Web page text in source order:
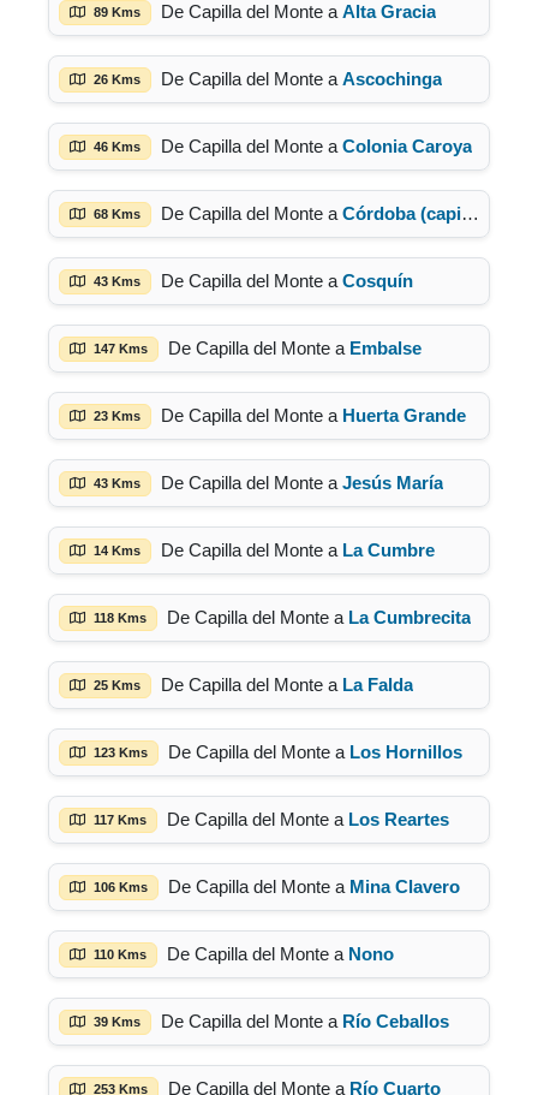
89 Kms De Capilla del Monte a Alta Gracia
26 Kms De Capilla del Monte a Ascochinga
46 Kms De Capilla del Monte a Colonia Caroya
68 Kms De Capilla del Monte a Córdoba (capital)
43 Kms De Capilla del Monte a Cosquín
147 Kms De Capilla del Monte a Embalse
23 Kms De Capilla del Monte a Huerta Grande
43 Kms De Capilla del Monte a Jesús María
14 Kms De Capilla del Monte a La Cumbre
118 Kms De Capilla del Monte a La Cumbrecita
25 Kms De Capilla del Monte a La Falda
123 Kms De Capilla del Monte a Los Hornillos
117 Kms De Capilla del Monte a Los Reartes
106 Kms De Capilla del Monte a Mina Clavero
110 Kms De Capilla del Monte a Nono
39 Kms De Capilla del Monte a Río Ceballos
253 Kms De Capilla del Monte a Río Cuarto